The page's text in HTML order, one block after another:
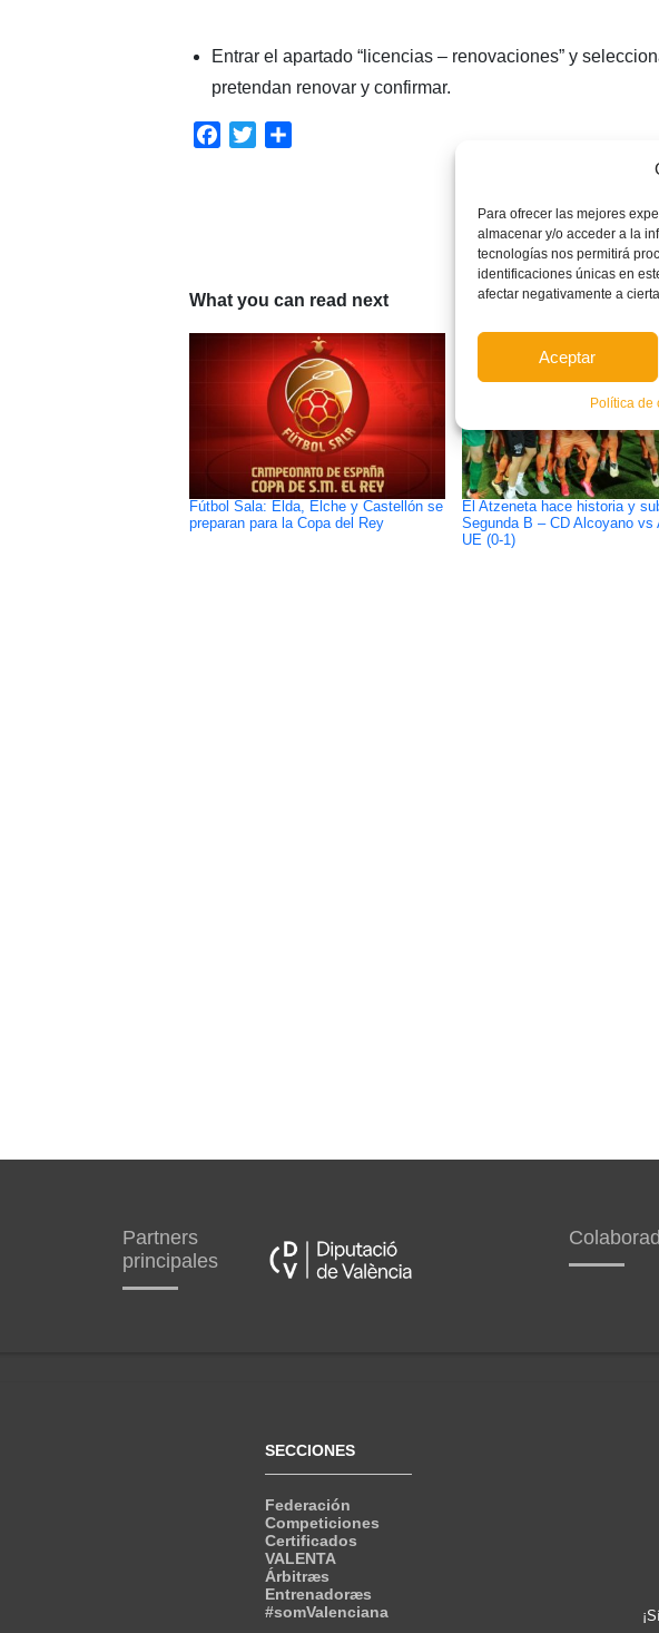
Para ofrecer las mejores
almacenar y/o acceder a la
tecnologías nos permitirá
identificaciones únicas en
afectar negativamente a
Aceptar
Política de
Entrar el apartado “licencias – renovaciones” y
pretendan renovar y confirmar.
Facebook
Twitter
What you can read next
Fútbol Sala: Elda, Elche y Castellón se
preparan para la Copa del Rey
El Atzeneta hace historia y
Segunda B – CD Alcoyano vs
UE (0-1)
Partners
principales
SECCIONES
Federación
Competiciones
Certificados
VALENTA
Árbitræs
Entrenadoræs
#somValenciana